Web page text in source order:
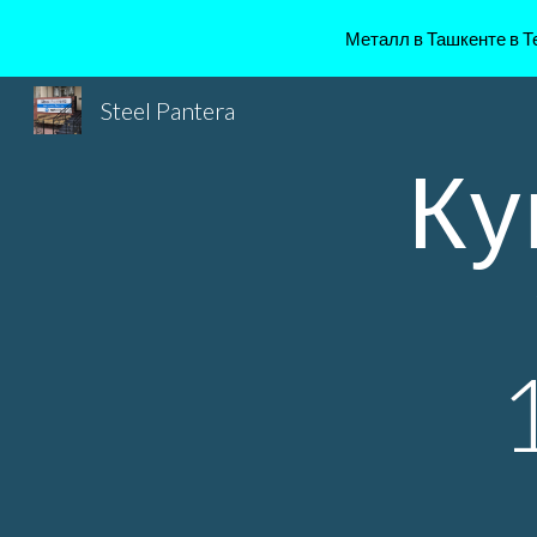
Металл в Ташкенте в
Steel Pantera